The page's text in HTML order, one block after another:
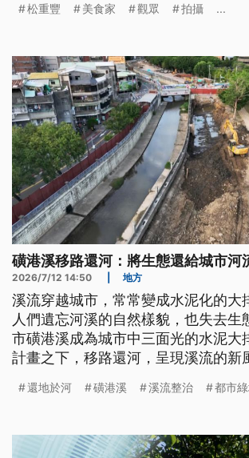
肚子，更是撫慰奔波一日的身心，也
家》播出多年，不僅紅遍日本，更風
百萬粉絲，成為最具代表性的經典美
松重豐 美食家 觀眾 拍攝 ...
磺港溪移路還河：將生態還給城市河
2026/7/12 14:50 地方
溪流穿越城市，常常變成水泥化的大
人們遺忘河溪的自然樣貌，也失去生
市磺港溪成為城市中三面光的水泥大
計畫之下，移路還河，呈現溪流的新
還地於河 磺港溪 溪流整治 都市